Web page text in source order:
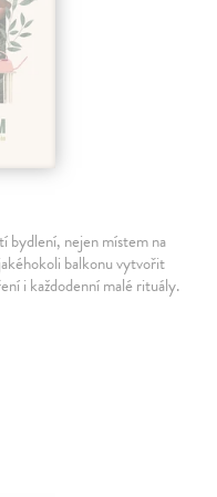
bydlení, nejen místem na
balkonu vytvořit
i každodenní malé rituály.